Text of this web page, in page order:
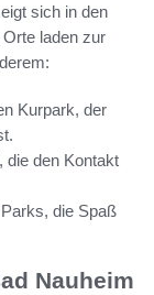
sich in den
laden zur
Kurpark, der
die den Kontakt
die Spaß
Nauheim